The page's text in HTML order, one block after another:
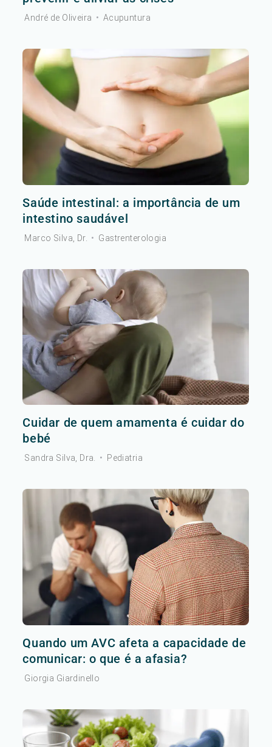
André de Oliveira • Acupuntura
Saúde intestinal: a importância de um
intestino saudável
Marco Silva, Dr. • Gastrenterologia
Cuidar de quem amamenta é cuidar do
bebé
Sandra Silva, Dra. • Pediatria
Quando um AVC afeta a capacidade de
comunicar: o que é a afasia?
Giorgia Giardinello